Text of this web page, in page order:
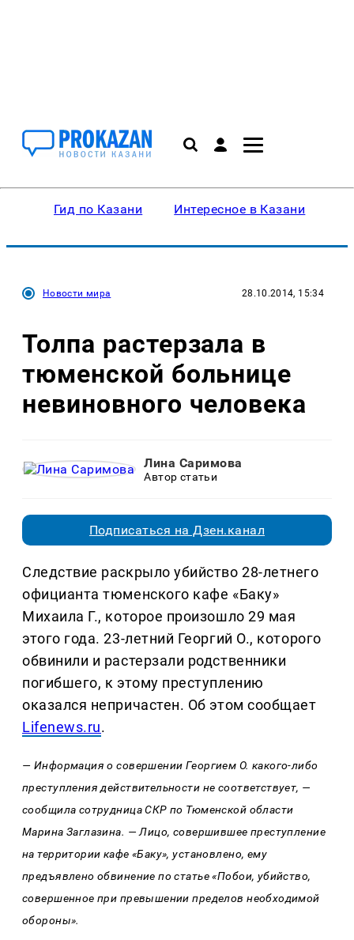
Гид по Казани Интересное в Казани
Новости мира 28.10.2014, 15:34
Толпа растерзала в
тюменской больнице
невиновного человека
Лина Саримова
Автор статьи
Подписаться на Дзен.канал
Следствие раскрыло убийство 28-летнего
официанта тюменского кафе «Баку»
Михаила Г., которое произошло 29 мая
этого года. 23-летний Георгий О., которого
обвинили и растерзали родственники
погибшего, к этому преступлению
оказался непричастен. Об этом сообщает
Lifenews.ru.
— Информация о совершении Георгием О. какого-либо
преступления действительности не соответствует, —
сообщила сотрудница СКР по Тюменской области
Марина Заглазина. — Лицо, совершившее преступление
на территории кафе «Баку», установлено, ему
предъявлено обвинение по статье «Побои, убийство,
совершенное при превышении пределов необходимой
обороны».